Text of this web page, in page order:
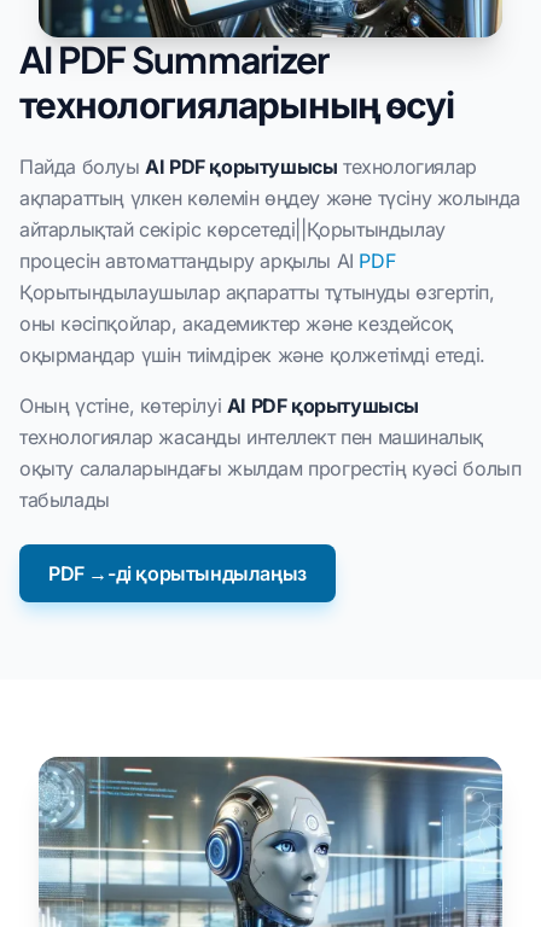
AI PDF Summarizer
технологияларының өсуі
Пайда болуыAI PDF қорытушысы технологиялар
ақпараттың үлкен көлемін өңдеу және түсіну жолында
айтарлықтай секіріс көрсетеді||Қорытындылау
процесін автоматтандыру арқылы AI PDF
Қорытындылаушылар ақпаратты тұтынуды өзгертіп,
оны кәсіпқойлар, академиктер және кездейсоқ
оқырмандар үшін тиімдірек және қолжетімді етеді.
Оның үстіне, көтерілуі AI PDF қорытушысы
технологиялар жасанды интеллект пен машиналық
оқыту салаларындағы жылдам прогрестің куәсі болып
табылады
PDF →-ді қорытындылаңыз